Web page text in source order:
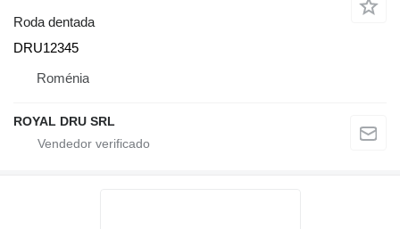
Roda dentada
DRU12345
Roménia
ROYAL DRU SRL